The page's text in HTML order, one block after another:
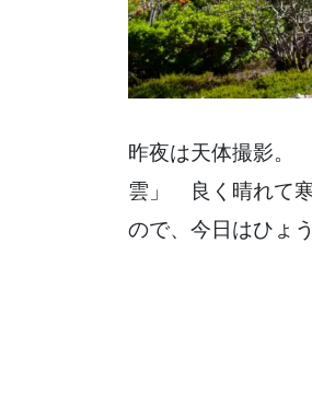
昨夜は天体撮影。
雲」 良く晴れて
ので、今日はひょ